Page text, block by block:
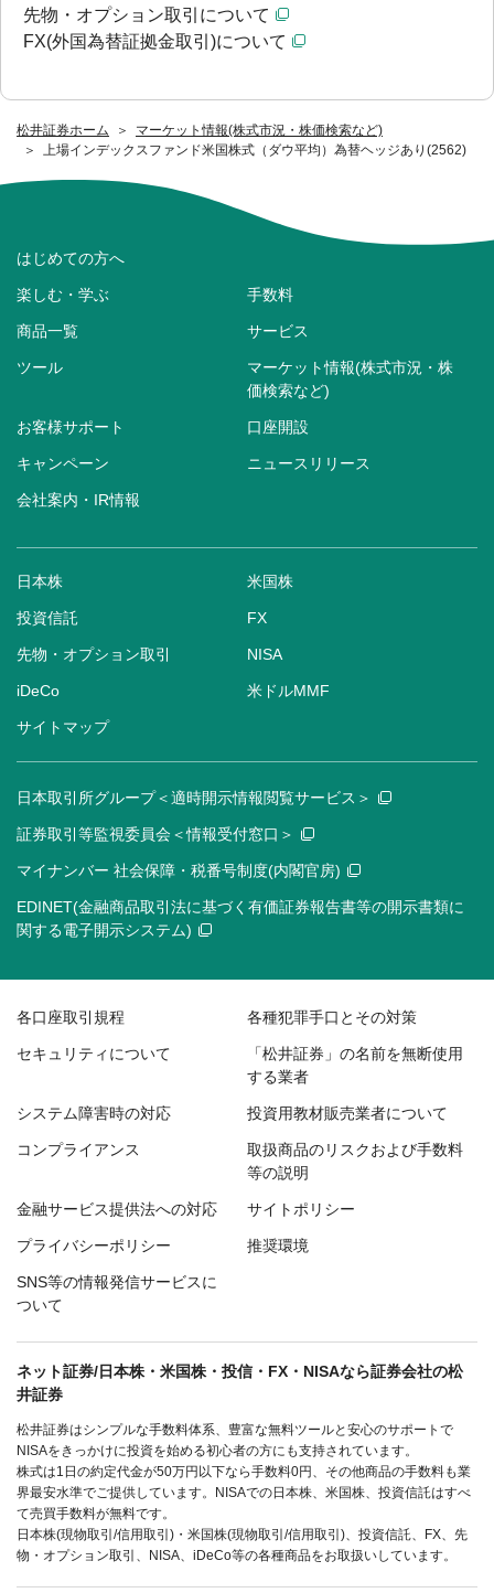
松井証券ホーム
マーケット情報(株式市況・株価検索など)
上場インデックスファンド米国株式（ダウ平均）為替ヘッジあり(2562)
先物・オプション取引について
FX(外国為替証拠金取引)について
はじめての方へ
楽しむ・学ぶ 手数料
商品一覧 サービス
ツール
マーケット情報(株式市況・株
価検索など)
お客様サポート 口座開設
キャンペーン ニュースリリース
会社案内・IR情報
日本株 米国株
投資信託 FX
先物・オプション取引 NISA
iDeCo 米ドルMMF
サイトマップ
日本取引所グループ＜適時開示情報閲覧サービス＞
証券取引等監視委員会＜情報受付窓口＞
マイナンバー 社会保障・税番号制度(内閣官房)
EDINET(金融商品取引法に基づく有価証券報告書等の開示書類に
関する電子開示システム)
各口座取引規程 各種犯罪手口とその対策
セキュリティについて
「松井証券」の名前を無断使用
する業者
システム障害時の対応 投資用教材販売業者について
コンプライアンス
取扱商品のリスクおよび手数料
等の説明
金融サービス提供法への対応 サイトポリシー
プライバシーポリシー 推奨環境
SNS等の情報発信サービスに
ついて
ネット証券/日本株・米国株・投信・FX・NISAなら証券会社の松
井証券
松井証券はシンプルな手数料体系、豊富な無料ツールと安心のサポートで
NISAをきっかけに投資を始める初心者の方にも支持されています。
株式は1日の約定代金が50万円以下なら手数料0円、その他商品の手数料も業
界最安水準でご提供しています。NISAでの日本株、米国株、投資信託はすべ
て売買手数料が無料です。
日本株(現物取引/信用取引)・米国株(現物取引/信用取引)、投資信託、FX、先
物・オプション取引、NISA、iDeCo等の各種商品をお取扱いしています。